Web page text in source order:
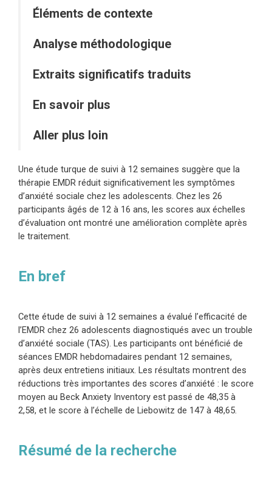
Éléments de contexte
Analyse méthodologique
Extraits significatifs traduits
En savoir plus
Aller plus loin
Une étude turque de suivi à 12 semaines suggère que la
thérapie EMDR réduit significativement les symptômes
d’anxiété sociale chez les adolescents. Chez les 26
participants âgés de 12 à 16 ans, les scores aux échelles
d’évaluation ont montré une amélioration complète après
le traitement.
En bref
Cette étude de suivi à 12 semaines a évalué l’efficacité de
l’EMDR chez 26 adolescents diagnostiqués avec un trouble
d’anxiété sociale (TAS). Les participants ont bénéficié de
séances EMDR hebdomadaires pendant 12 semaines,
après deux entretiens initiaux. Les résultats montrent des
réductions très importantes des scores d’anxiété : le score
moyen au Beck Anxiety Inventory est passé de 48,35 à
2,58, et le score à l’échelle de Liebowitz de 147 à 48,65.
Résumé de la recherche